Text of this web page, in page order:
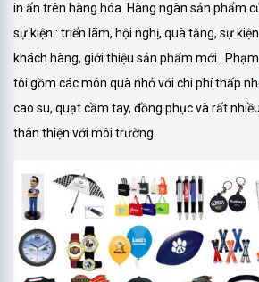
in ấn trên hàng hóa. Hàng ngàn sản phẩm
sự kiện : triển lãm, hội nghị, quà tặng, sự
khách hàng, giới thiệu sản phẩm
tôi gồm các món quà nhỏ với chi phí thấp
cao su, quạt cầm tay, đồng phục và rất
thân thiện với môi trường.